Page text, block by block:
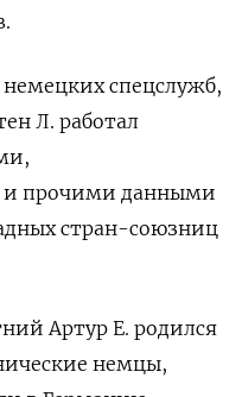
спецслужб,
Л. работал
прочими данными
стран-союзниц
Артур Е. родился
немцы,